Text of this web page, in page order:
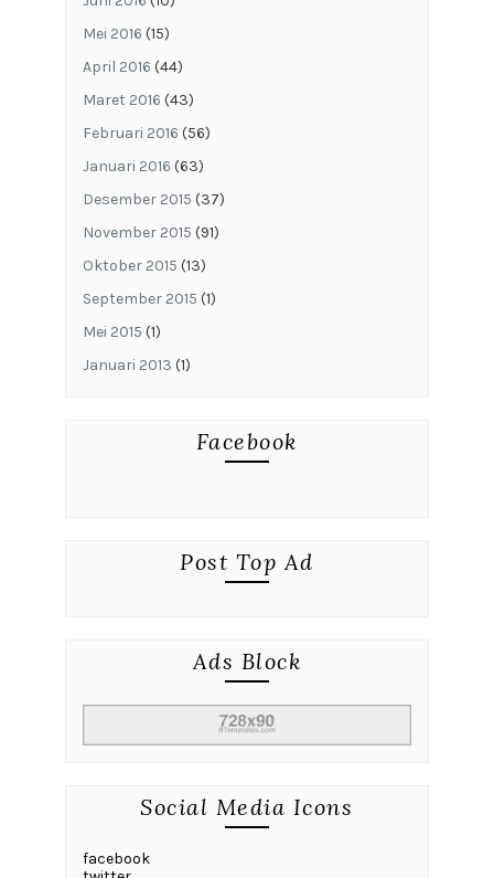
Mei 2016 (15)
April 2016 (44)
Maret 2016 (43)
Februari 2016 (56)
Januari 2016 (63)
Desember 2015 (37)
November 2015 (91)
Oktober 2015 (13)
September 2015 (1)
Mei 2015 (1)
Januari 2013 (1)
Facebook
Post Top Ad
Ads Block
Social Media Icons
facebook